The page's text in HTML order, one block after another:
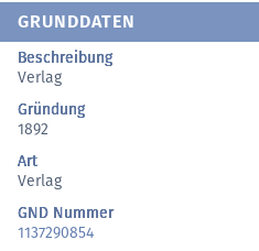
GRUNDDATEN
Beschreibung
Verlag
Gründung
1892
Art
Verlag
GND Nummer
1137290854